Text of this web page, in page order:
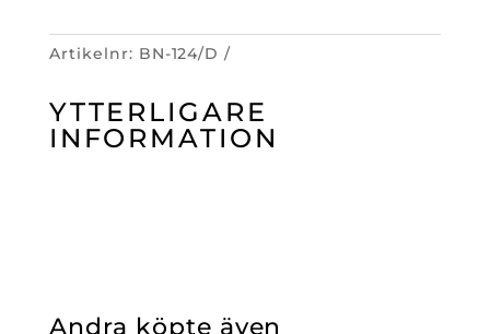
Artikelnr: BN-124/D
YTTERLIGARE
INFORMATION
Andra köpte även